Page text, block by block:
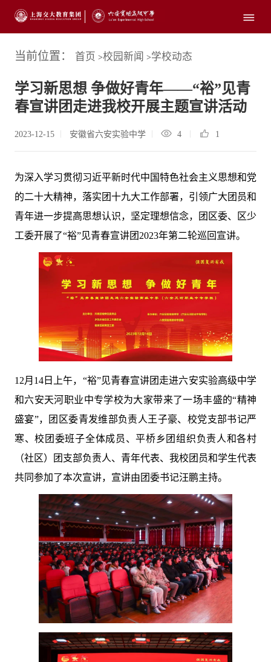
当前位置： 首页 >校园新闻 >学校动态
学习新思想 争做好青年——“裕”见青
春宣讲团走进我校开展主题宣讲活动
2023-12-15 安徽省六安实验中学 4 1
为深入学习贯彻习近平新时代中国特色社会主义思想和党
的二十大精神，落实团十九大工作部署，引领广大团员和
青年进一步提高思想认识，坚定理想信念，团区委、区少
工委开展了“裕”见青春宣讲团2023年第二轮巡回宣讲。
12月14日上午，“裕”见青春宣讲团走进六安实验高级中学
和六安天河职业中专学校为大家带来了一场丰盛的“精神
盛宴”，团区委青发维部负责人王子豪、校党支部书记严
寒、校团委班子全体成员、平桥乡团组织负责人和各村
（社区）团支部负责人、青年代表、我校团员和学生代表
共同参加了本次宣讲，宣讲由团委书记汪鹏主持。